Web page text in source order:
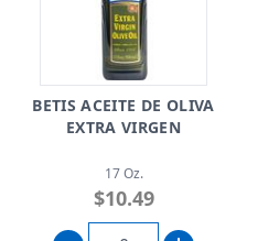
BETIS ACEITE DE OLIVA
EXTRA VIRGEN
17 Oz.
$10.49